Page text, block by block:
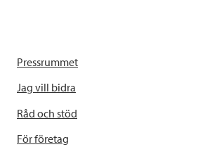
Pressrummet
Jag vill bidra
Råd och stöd
För företag